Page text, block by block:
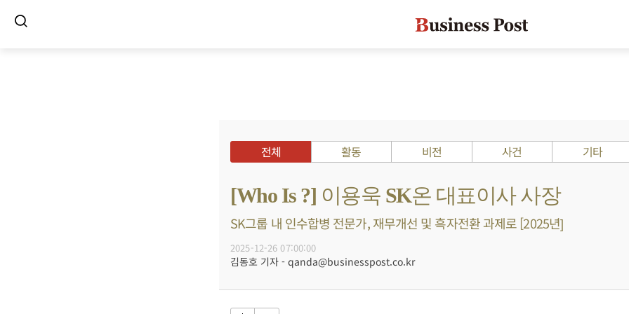
전체 활동 비전 사건 기타
[Who Is ?] 이용욱 SK온 대표이사 사장
SK그룹 내 인수합병 전문가, 재무개선 및 흑자전환 과제로 [2025년]
2025-12-26 07:00:00
김동호 기자 - qanda@businesspost.co.kr